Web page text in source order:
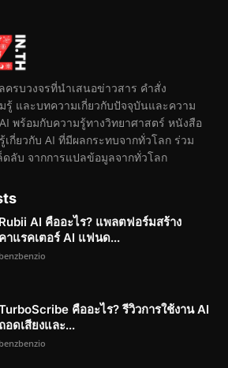
รบวงจรที่นำเสนอข่าวสาร คำสั่ง
รู้ และบทความเกี่ยวกับปัจจุบันและความ
พร้อมกับความรู้ทางวิทยาศาสตร์ หนังสือ
กี่ยวกับ AI ที่มีผลกระทบจากทั่วโลก ร่วม
ลับ จากการแปลข้อมูลจากทั่วโลก
Rubii AI คืออะไร? แพลตฟอร์มสร้าง
คาแรคเตอร์ AI แฟนด...
benzbenzio
คืออะไร? รีวิวการใช้งาน AI
ถอดเสียงและ...
benzbenzio